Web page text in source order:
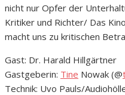
nicht nur Opfer der
Kritiker und Richter/ Das
macht uns zu kritischen
Gast: Dr. Harald Hillgärtner
Gastgeberin: Tine Nowak (@
Technik: Uvo Pauls/